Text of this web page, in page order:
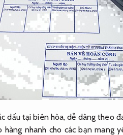
dấu tại biên hòa, dễ dàng theo
hàng nhanh cho các bạn mang